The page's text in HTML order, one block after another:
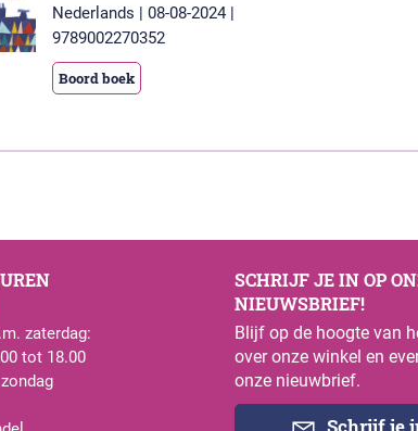
Nederlands | 08-08-2024 |
9789002270352
Boord boek
zaterdag:
tot 18.00
SCHRIJF JE IN OP
NIEUWSBRIEF!
Blijf op de hoogte van
over onze winkel en
onze nieuwbrief.